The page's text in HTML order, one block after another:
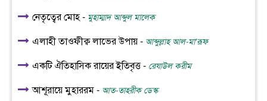
নেতৃত্বের মোহ - মুহাম্মাদ আব্দুল মালেক
এলাহী তাওফীক্ব লাভের উপায় - আব্দুল্লাহ আল-মা‘রূফ
একটি ঐতিহাসিক রায়ের ইতিবৃত্ত - রেযাউল করীম
আশূরায়ে মুহাররম - আত-তাহরীক ডেস্ক